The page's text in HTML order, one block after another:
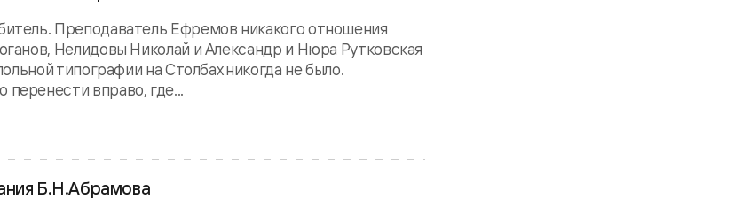
Преподаватель Ефремов никакого отношения
Нелидовы Николай и Александр и Hюpa Рутковская
типографии на Столбах никогда не было.
перенести вправо, где...
Б.Н.Абрамова